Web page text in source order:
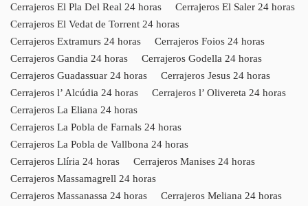
Cerrajeros El Pla Del Real 24 horas
Cerrajeros El Saler 24 horas
Cerrajeros El Vedat de Torrent 24 horas
Cerrajeros Extramurs 24 horas
Cerrajeros Foios 24 horas
Cerrajeros Gandia 24 horas
Cerrajeros Godella 24 horas
Cerrajeros Guadassuar 24 horas
Cerrajeros Jesus 24 horas
Cerrajeros l’ Alcúdia 24 horas
Cerrajeros l’ Olivereta 24 horas
Cerrajeros La Eliana 24 horas
Cerrajeros La Pobla de Farnals 24 horas
Cerrajeros La Pobla de Vallbona 24 horas
Cerrajeros Llíria 24 horas
Cerrajeros Manises 24 horas
Cerrajeros Massamagrell 24 horas
Cerrajeros Massanassa 24 horas
Cerrajeros Meliana 24 horas